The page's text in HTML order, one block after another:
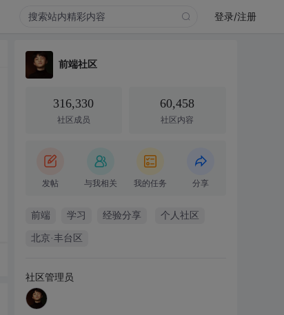
登录/注册
前端社区
316,330
社区成员
60,458
社区内容
发帖 与我相关 我的任务 分享
前端 学习 经验分享 个人社区
北京·丰台区
社区管理员